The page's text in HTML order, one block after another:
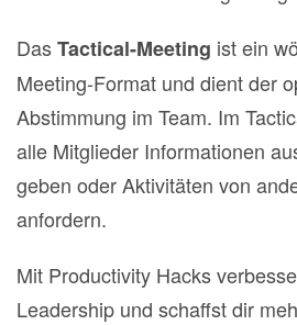
DasTactical-Meeting ist ein
Meeting-Format und dient der
Abstimmung im Team. Im
alle Mitglieder Informationen
geben oder Aktivitäten von
anfordern.
Mit Productivity Hacks
Leadership und schaffst dir